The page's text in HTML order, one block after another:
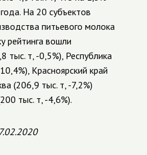
На 20 субъектов
питьевого молока
рейтинга вошли
тыс. т, -0,5%), Республика
Красноярский край
(206,9 тыс. т, -7,2%)
тыс. т, -4,6%).